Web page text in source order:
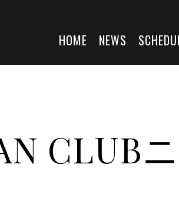
HOME NEWS
CLUB